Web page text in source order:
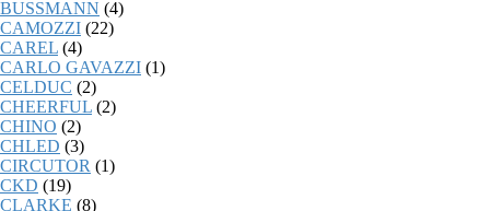
BUSSMANN (4)
CAMOZZI (22)
CAREL (4)
CARLO GAVAZZI (1)
CELDUC (2)
CHEERFUL (2)
CHINO (2)
CHLED (3)
CIRCUTOR (1)
CKD (19)
CLARKE (8)